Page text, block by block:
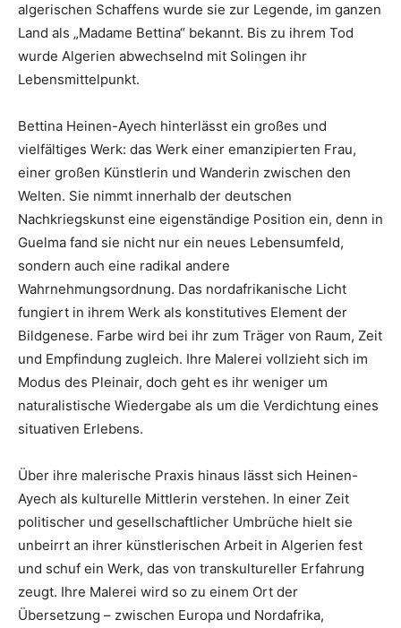
algerischen Schaffens wurde sie zur Legende, im ganzen
Land als „Madame Bettina“ bekannt. Bis zu ihrem Tod
wurde Algerien abwechselnd mit Solingen ihr
Lebensmittelpunkt.
Bettina Heinen-Ayech hinterlässt ein großes und
vielfältiges Werk: das Werk einer emanzipierten Frau,
einer großen Künstlerin und Wanderin zwischen den
Welten. Sie nimmt innerhalb der deutschen
Nachkriegskunst eine eigenständige Position ein, denn in
Guelma fand sie nicht nur ein neues Lebensumfeld,
sondern auch eine radikal andere
Wahrnehmungsordnung. Das nordafrikanische Licht
fungiert in ihrem Werk als konstitutives Element der
Bildgenese. Farbe wird bei ihr zum Träger von Raum, Zeit
und Empfindung zugleich. Ihre Malerei vollzieht sich im
Modus des Pleinair, doch geht es ihr weniger um
naturalistische Wiedergabe als um die Verdichtung eines
situativen Erlebens.
Über ihre malerische Praxis hinaus lässt sich Heinen-
Ayech als kulturelle Mittlerin verstehen. In einer Zeit
politischer und gesellschaftlicher Umbrüche hielt sie
unbeirrt an ihrer künstlerischen Arbeit in Algerien fest
und schuf ein Werk, das von transkultureller Erfahrung
zeugt. Ihre Malerei wird so zu einem Ort der
Übersetzung – zwischen Europa und Nordafrika,